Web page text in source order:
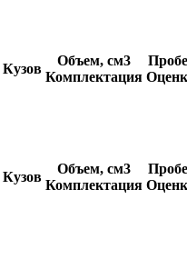
Кузов
Объем, см3
Комплектация
Кузов
Объем, см3
Комплектация